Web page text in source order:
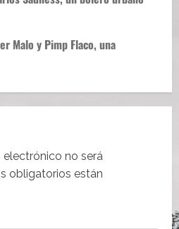
Malo y Pimp Flaco, una
no será
obligatorios están